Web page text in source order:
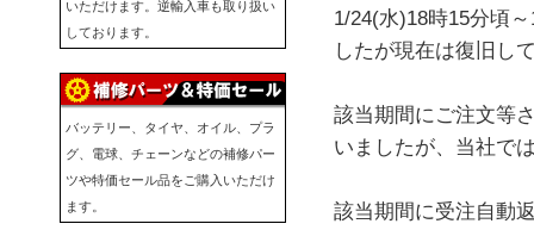
いただけます。逆輸入車も取り扱い
しております。
バッテリー、タイヤ、オイル、プラ
グ、電球、チェーンなどの補修パー
ツや特価セール品をご購入いただけ
ます。
1/24(水)18時15分頃
したが現在は復旧し
該当期間にご注文等
いましたが、当社で
該当期間に受注自動